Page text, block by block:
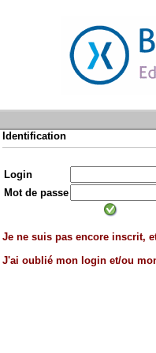
Identification
Login
Mot de passe
Je ne suis pas encore inscrit,
J'ai oublié mon login et/ou